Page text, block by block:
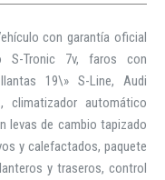
con garantía oficial
S-Tronic 7v, faros con
19\» S-Line, Audi
climatizador automático
levas de cambio tapizado
y calefactados, paquete
y traseros, control